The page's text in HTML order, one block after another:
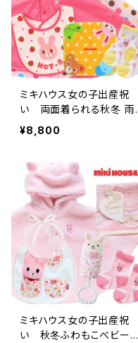
ミキハウス女の子出産祝
い 両面着られる秋冬 雨
雪に嬉しいポンチョセット
¥8,800
ミキハウス女の子出産祝
い 秋冬ふわもこべビーポ